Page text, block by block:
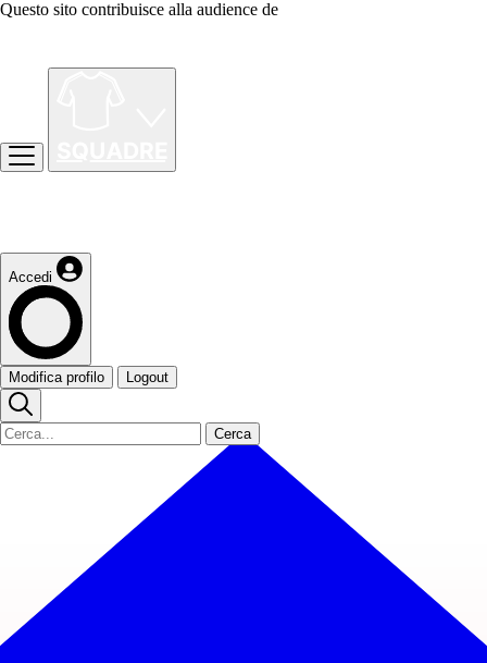
Questo sito contribuisce alla audience de
Accedi
Modifica profilo Logout
Cerca